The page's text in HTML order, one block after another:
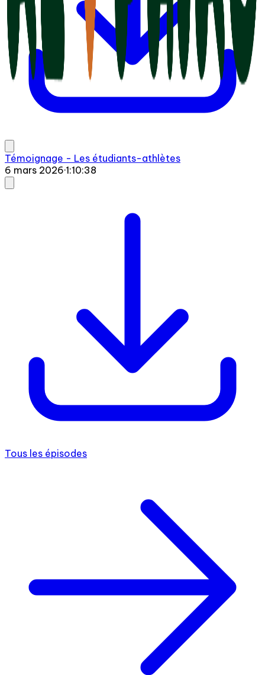
Témoignage - Les étudiants-athlètes
6 mars 2026·1:10:38
Tous les épisodes